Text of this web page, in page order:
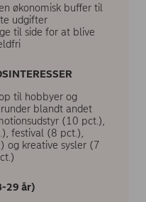
økonomisk buffer til
udgifter
til side for at blive
til hobbyer og
blandt andet
(10 pct.),
festival (8 pct.),
og kreative sysler (7
29 år)